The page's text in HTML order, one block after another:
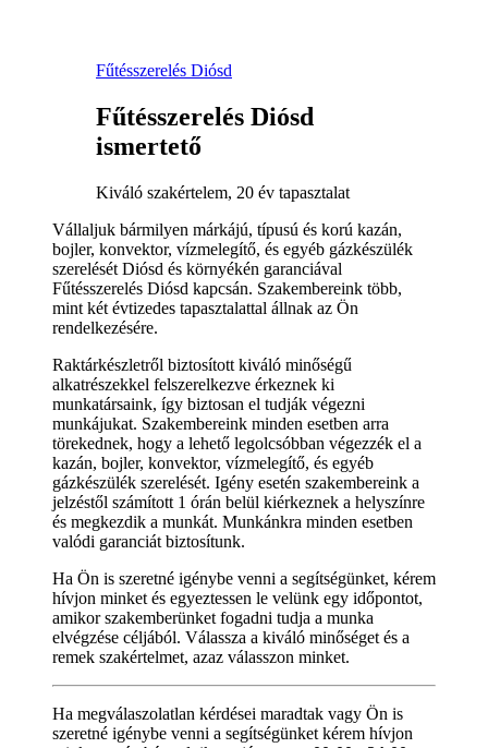
Fűtésszerelés Diósd
Fűtésszerelés Diósd
ismertető
Kiváló szakértelem, 20 év tapasztalat
Vállaljuk bármilyen márkájú, típusú és korú kazán,
bojler, konvektor, vízmelegítő, és egyéb gázkészülék
szerelését Diósd és környékén garanciával
Fűtésszerelés Diósd kapcsán. Szakembereink több,
mint két évtizedes tapasztalattal állnak az Ön
rendelkezésére.
Raktárkészletről biztosított kiváló minőségű
alkatrészekkel felszerelkezve érkeznek ki
munkatársaink, így biztosan el tudják végezni
munkájukat. Szakembereink minden esetben arra
törekednek, hogy a lehető legolcsóbban végezzék el a
kazán, bojler, konvektor, vízmelegítő, és egyéb
gázkészülék szerelését. Igény esetén szakembereink a
jelzéstől számított 1 órán belül kiérkeznek a helyszínre
és megkezdik a munkát. Munkánkra minden esetben
valódi garanciát biztosítunk.
Ha Ön is szeretné igénybe venni a segítségünket, kérem
hívjon minket és egyeztessen le velünk egy időpontot,
amikor szakemberünket fogadni tudja a munka
elvégzése céljából. Válassza a kiváló minőséget és a
remek szakértelmet, azaz válasszon minket.
Ha megválaszolatlan kérdései maradtak vagy Ön is
szeretné igénybe venni a segítségünket kérem hívjon